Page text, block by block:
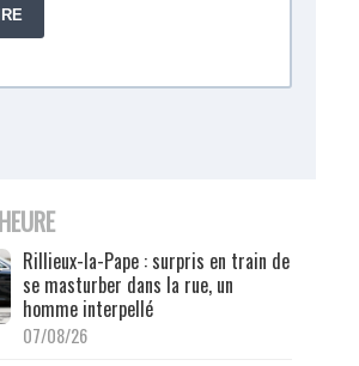
Rillieux-la-Pape : surpris en train de
se masturber dans la rue, un
homme interpellé
07/08/26